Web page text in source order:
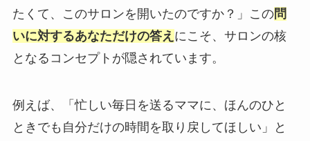
たくて、このサロンを開いたのですか？」この問
いに対するあなただけの答え にこそ、サロンの核
となるコンセプトが隠されています。
例えば、「忙しい毎日を送るママに、ほんのひと
ときでも自分だけの時間を取り戻してほしい」と